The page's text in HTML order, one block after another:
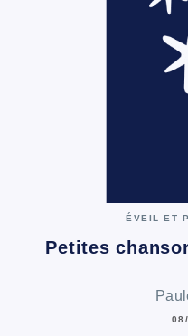
ÉVEIL ET
Petites